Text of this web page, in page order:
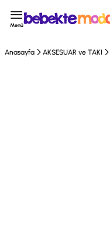
Menü
Anasayfa AKSESUAR ve TAKI